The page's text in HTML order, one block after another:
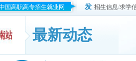
国高职高专招生就业网 发 招生信息/求学
最新动态